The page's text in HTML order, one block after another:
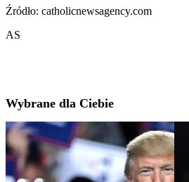
Źródło: catholicnewsagency.com
AS
Wybrane dla Ciebie